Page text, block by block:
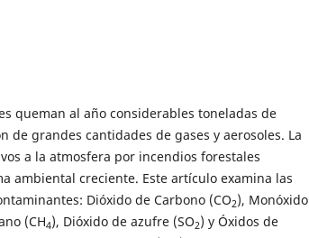
queman al año considerables toneladas de
de grandes cantidades de gases y aerosoles. La
a la atmosfera por incendios forestales
ambiental creciente. Este artículo examina las
Dióxido de Carbono (CO2), Monóxido
(CH4), Dióxido de azufre (SO2) y Óxidos de